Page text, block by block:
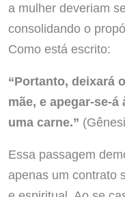
a mulher deveriam
consolidando o
Como está escrito:
“Portanto, deixará
mãe, e apegar-se-
uma carne.”
Essa passagem
apenas um contrato